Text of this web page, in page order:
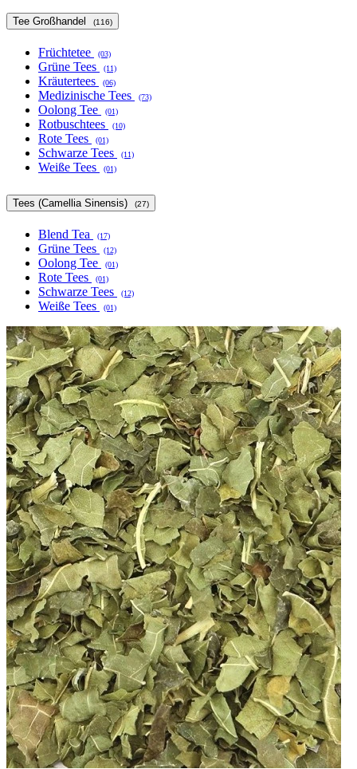
Tee Großhandel (116)
Früchtetee (03)
Grüne Tees (11)
Kräutertees (06)
Medizinische Tees (73)
Oolong Tee (01)
Rotbuschtees (10)
Rote Tees (01)
Schwarze Tees (11)
Weiße Tees (01)
Tees (Camellia Sinensis) (27)
Blend Tea (17)
Grüne Tees (12)
Oolong Tee (01)
Rote Tees (01)
Schwarze Tees (12)
Weiße Tees (01)